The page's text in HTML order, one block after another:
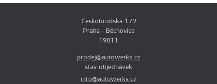
Českobrodská 179
Praha - Běchovice
19011
prodej@autowerks.cz
stav objednávek
info@autowerks.cz